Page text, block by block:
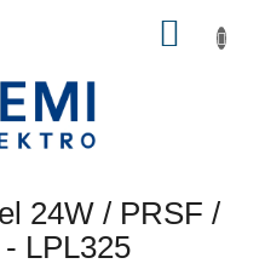
24W / PRSF /
LPL325